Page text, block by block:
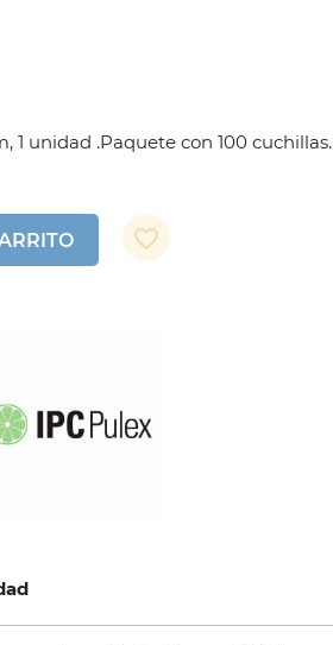
1 unidad .Paquete con 100 cuchillas.
favorite_border